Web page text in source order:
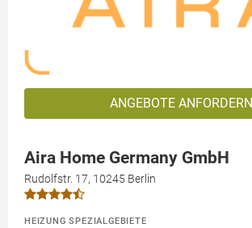
ANGEBOTE ANFORDERN
Aira Home Germany GmbH
Rudolfstr. 17, 10245 Berlin
HEIZUNG SPEZIALGEBIETE